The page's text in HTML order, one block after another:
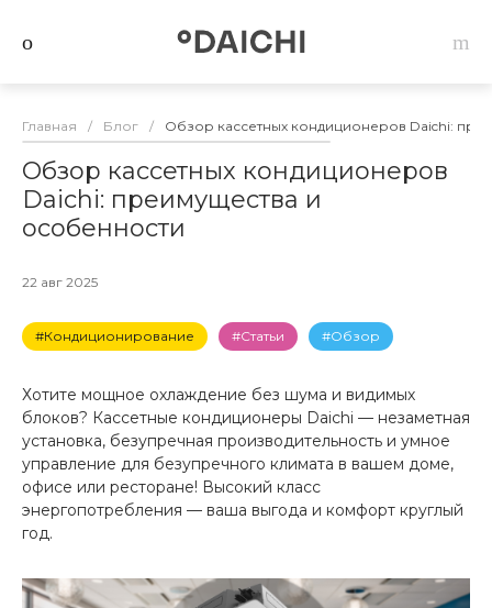
Главная / Блог / Обзор кассетных кондиционеров Daichi:
Обзор кассетных кондиционеров
Daichi: преимущества и
особенности
22 авг 2025
#Кондиционирование #Статьи #Обзор
Хотите мощное охлаждение без шума и видимых
блоков? Кассетные кондиционеры Daichi — незаметная
установка, безупречная производительность и умное
управление для безупречного климата в вашем доме,
офисе или ресторане! Высокий класс
энергопотребления — ваша выгода и комфорт круглый
год.